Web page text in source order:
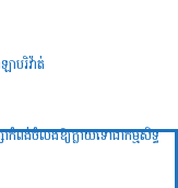
បរិវ៉ាត់
ាកំពង់ចំលងឱ្យក្លាយទៅជាកម្មសិទ្ធ